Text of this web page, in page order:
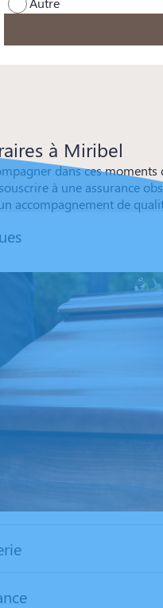
aussi à Frédéric
à Miribel
dans ces
à une assurance
accompagnement de